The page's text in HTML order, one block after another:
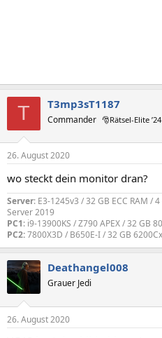
T T3mp3sT1187
Commander 🎅Rätsel-Elite ’24
26. August 2020
wo steckt dein monitor dran?
Server: E3-1245v3 / 32 GB ECC RAM /
Server 2019
PC1: i9-13900KS / Z790 APEX / 32 GB
PC2:7800X3D / B650E-I / 32 GB
Deathangel008
Grauer Jedi
26. August 2020